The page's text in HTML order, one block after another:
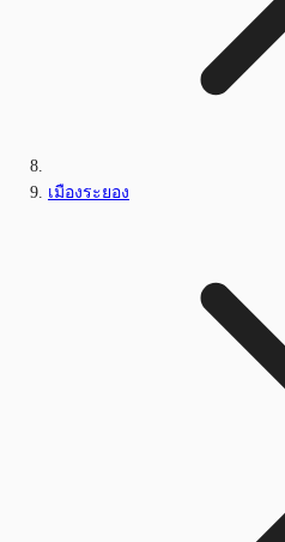
เมืองระยอง